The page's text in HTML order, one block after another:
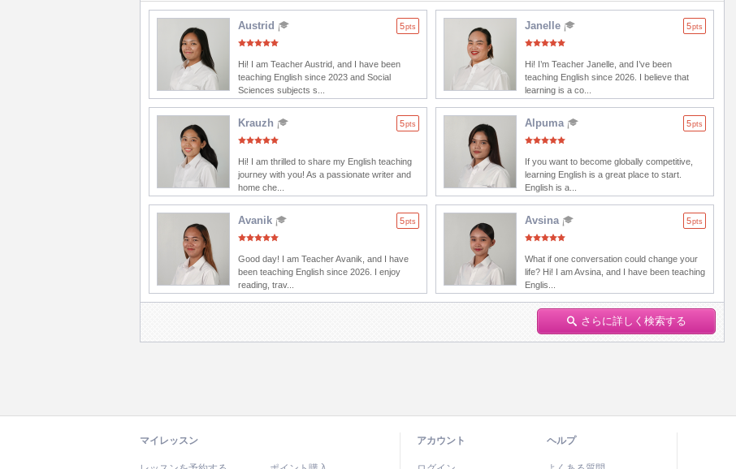
Austrid 5pts
Hi! I am Teacher Austrid, and I have been
teaching English since 2023 and Social
Sciences subjects s...
Janelle 5pts
Hi! I’m Teacher Janelle, and I’ve been
teaching English since 2026. I believe that
learning is a co...
Krauzh 5pts
Hi! I am thrilled to share my English teaching
journey with you! As a passionate writer and
home che...
Alpuma 5pts
If you want to become globally competitive,
learning English is a great place to start.
English is a...
Avanik 5pts
Good day! I am Teacher Avanik, and I have
been teaching English since 2026. I enjoy
reading, trav...
Avsina 5pts
What if one conversation could change your
life? Hi! I am Avsina, and I have been teaching
Englis...
さらに詳しく検索する
マイレッスン アカウント ヘルプ